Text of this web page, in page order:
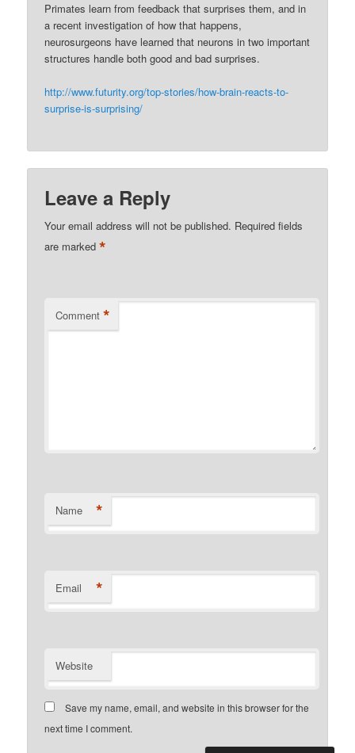
Primates learn from feedback that surprises them, and in
a recent investigation of how that happens,
neurosurgeons have learned that neurons in two important
structures handle both good and bad surprises.
http://www.futurity.org/top-stories/how-brain-reacts-to-
surprise-is-surprising/
Leave a Reply
Your email address will not be published. Required fields
are marked*
Comment *
Name *
Email *
Website
Save my name, email, and website in this browser for the
next time I comment.